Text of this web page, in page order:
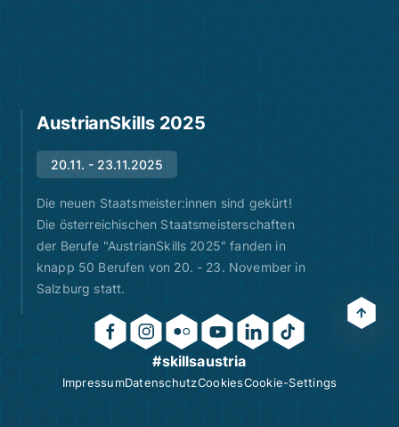
AustrianSkills 2025
20.11. - 23.11.2025
Die neuen Staatsmeister:innen sind gekürt!
Die österreichischen Staatsmeisterschaften
der Berufe "AustrianSkills 2025" fanden in
knapp 50 Berufen von 20. - 23. November in
Salzburg statt.
#skillsaustria
ImpressumDatenschutzCookiesCookie-Settings